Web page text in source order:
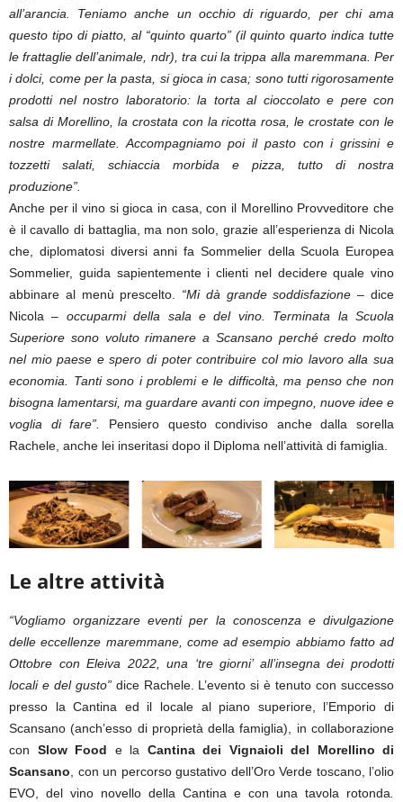
all’arancia. Teniamo anche un occhio di riguardo, per chi ama
questo tipo di piatto, al “quinto quarto” (il quinto quarto indica tutte
le frattaglie dell’animale, ndr), tra cui la trippa alla maremmana. Per
i dolci, come per la pasta, si gioca in casa; sono tutti rigorosamente
prodotti nel nostro laboratorio: la torta al cioccolato e pere con
salsa di Morellino, la crostata con la ricotta rosa, le crostate con le
nostre marmellate. Accompagniamo poi il pasto con i grissini e
tozzetti salati, schiaccia morbida e pizza, tutto di nostra
produzione”.
Anche per il vino si gioca in casa, con il Morellino Provveditore che
è il cavallo di battaglia, ma non solo, grazie all’esperienza di Nicola
che, diplomatosi diversi anni fa Sommelier della Scuola Europea
Sommelier, guida sapientemente i clienti nel decidere quale vino
abbinare al menù prescelto.
“Mi dà grande soddisfazione – dice
Nicola – occuparmi della sala e del vino. Terminata la Scuola
Superiore sono voluto rimanere a Scansano perché credo molto
nel mio paese e spero di poter contribuire col mio lavoro alla sua
economia. Tanti sono i problemi e le difficoltà, ma penso che non
bisogna lamentarsi, ma guardare avanti con impegno, nuove idee e
voglia di fare”.
Pensiero questo condiviso anche dalla sorella
Rachele, anche lei inseritasi dopo il Diploma nell’attività di famiglia.
Le altre attività
“Vogliamo organizzare eventi per la conoscenza e divulgazione
delle eccellenze maremmane, come ad esempio abbiamo fatto ad
Ottobre con Eleiva 2022, una ‘tre giorni’ all’insegna dei prodotti
locali e del gusto” dice Rachele. L’evento si è tenuto con successo
presso la Cantina ed il locale al piano superiore, l’Emporio di
Scansano (anch’esso di proprietà della famiglia), in collaborazione
con Slow Food e la Cantina dei Vignaioli del Morellino di
Scansano, con un percorso gustativo dell’Oro Verde toscano, l’olio
EVO, del vino novello della Cantina e con una tavola rotonda.